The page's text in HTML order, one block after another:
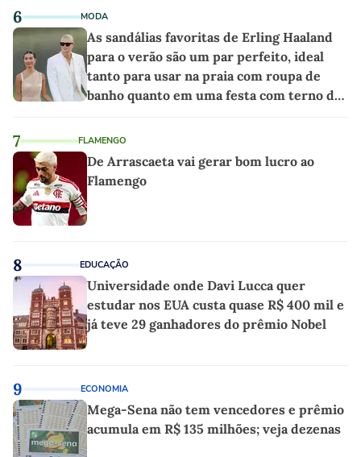
6 MODA
As sandálias favoritas de Erling Haaland
para o verão são um par perfeito, ideal
tanto para usar na praia com roupa de
banho quanto em uma festa com terno de
7 FLAMENGO
De Arrascaeta vai gerar bom lucro ao
Flamengo
8 EDUCAÇÃO
Universidade onde Davi Lucca quer
estudar nos EUA custa quase R$ 400 mil e
já teve 29 ganhadores do prêmio Nobel
9 ECONOMIA
Mega-Sena não tem vencedores e prêmio
acumula em R$ 135 milhões; veja dezenas